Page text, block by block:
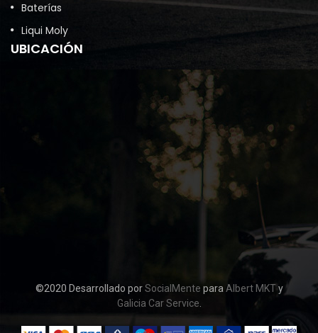
Baterías
Liqui Moly
UBICACIÓN
©2020 Desarrollado porSocialMente para Albert MKTy
Galicia Car Service